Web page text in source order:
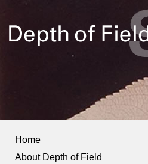
Home
About Depth of Field